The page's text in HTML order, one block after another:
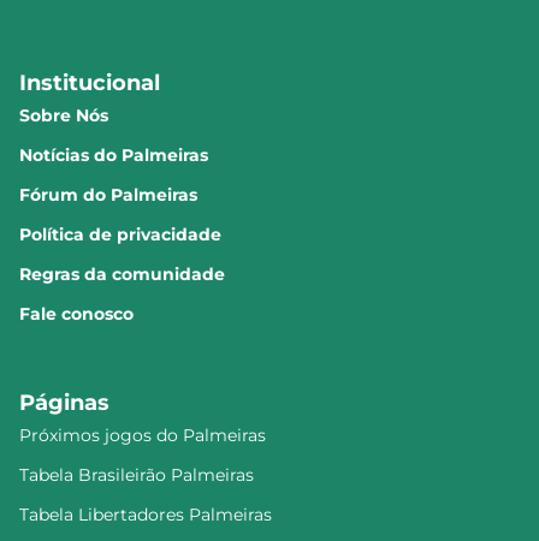
Institucional
Sobre Nós
Notícias do Palmeiras
Fórum do Palmeiras
Política de privacidade
Regras da comunidade
Fale conosco
Páginas
Próximos jogos do Palmeiras
Tabela Brasileirão Palmeiras
Tabela Libertadores Palmeiras